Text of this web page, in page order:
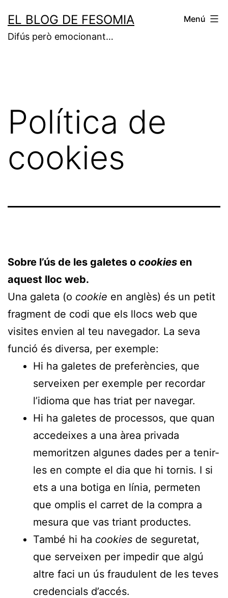
contingut
EL BLOG DE FESOMIA
Difús però emocionant…
Menú
Política de
cookies
Sobre l’ús de les galetes o cookies en
aquest lloc web.
Una galeta (o cookie en anglès) és un petit
fragment de codi que els llocs web que
visites envien al teu navegador. La seva
funció és diversa, per exemple:
Hi ha galetes de preferències, que
serveixen per exemple per recordar
l’idioma que has triat per navegar.
Hi ha galetes de processos, que quan
accedeixes a una àrea privada
memoritzen algunes dades per a tenir-
les en compte el dia que hi tornis. I si
ets a una botiga en línia, permeten
que omplis el carret de la compra a
mesura que vas triant productes.
També hi ha cookies de seguretat,
que serveixen per impedir que algú
altre faci un ús fraudulent de les teves
credencials d’accés.